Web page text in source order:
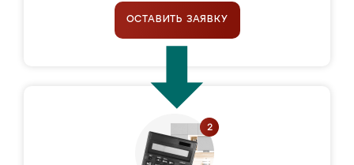
ОСТАВИТЬ ЗАЯВКУ